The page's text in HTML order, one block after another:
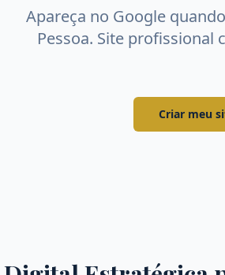
Apareça no Google
Pessoa. Site profissional
Criar meu